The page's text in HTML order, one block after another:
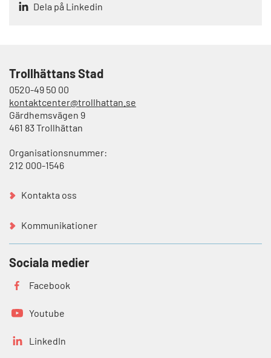
Dela på Linkedin
Trollhättans Stad
0520-49 50 00
kontaktcenter@trollhattan.se
Gärdhemsvägen 9
461 83 Trollhättan
Organisationsnummer:
212 000-1546
Kontakta oss
Kommunikationer
Sociala medier
Facebook
Youtube
LinkedIn